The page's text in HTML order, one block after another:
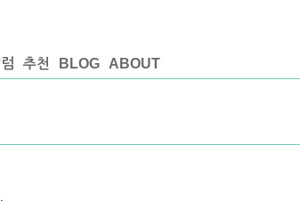
추천 BLOG ABOUT